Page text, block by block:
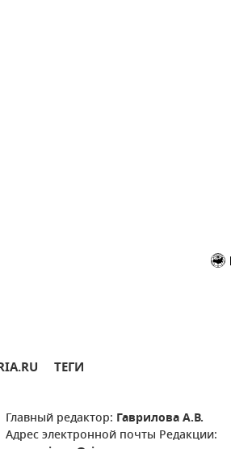
ТЕГИ
Главный редактор: Гаврилова А.В.
Адрес электронной почты Редакции: